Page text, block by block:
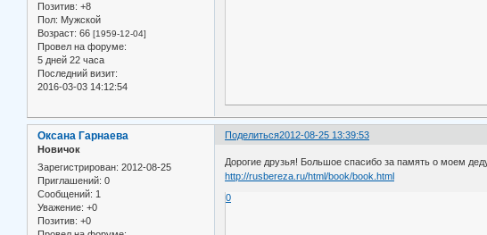
Позитив: +8
Пол: Мужской
Возраст: 66 [1959-12-04]
Провел на форуме:
5 дней 22 часа
Последний визит:
2016-03-03 14:12:54
Поделиться2012-08-25 13:39:53
Оксана Гарнаева
Новичок
Зарегистрирован: 2012-08-25
Приглашений: 0
Сообщений: 1
Уважение: +0
Позитив: +0
Дорогие друзья! Большое спасибо за память о моем
http://rusbereza.ru/html/book/book.html
0